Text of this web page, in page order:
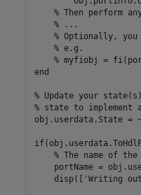
% Then perform
% ...
% Optionally,
% e.g.
% myfiobj =
end
% Update your
% state to implement
obj.userdata.State =
if
% The name of
portName =
    disp([
'Writing